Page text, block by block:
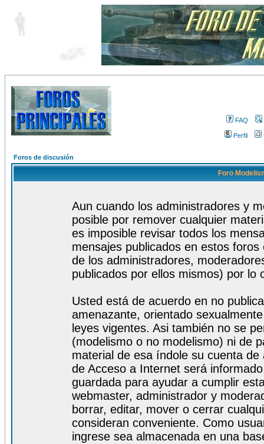
FAQ
Perfil
Foros de discusión
Foro
Aun cuando los administradores y
posible por remover cualquier
es imposible revisar todos los
mensajes publicados en estos
de los administradores,
publicados por ellos mismos) por lo
Usted está de acuerdo en no
amenazante, orientado
leyes vigentes. Asi también no se
(modelismo o no modelismo) ni de
material de esa índole su cuenta
de Acceso a Internet será
guardada para ayudar a cumplir
webmaster, administrador y
borrar, editar, mover o cerrar
consideran conveniente. Como
ingrese sea almacenada en una